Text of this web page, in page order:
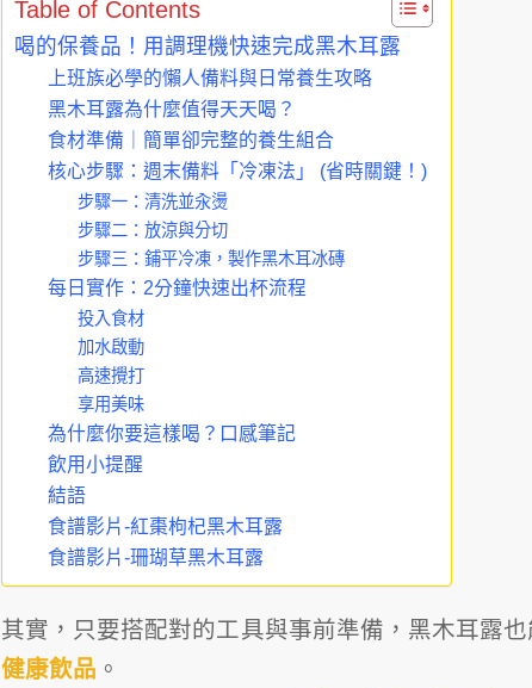
Table of Contents
喝的保養品！用調理機快速完成黑木耳露
上班族必學的懶人備料與日常養生攻略
黑木耳露為什麼值得天天喝？
食材準備｜簡單卻完整的養生組合
核心步驟：週末備料「冷凍法」 (省時關鍵！)
步驟一：清洗並汆燙
步驟二：放涼與分切
步驟三：鋪平冷凍，製作黑木耳冰磚
每日實作：2分鐘快速出杯流程
投入食材
加水啟動
高速攪打
享用美味
為什麼你要這樣喝？口感筆記
飲用小提醒
結語
食譜影片-紅棗枸杞黑木耳露
食譜影片-珊瑚草黑木耳露
其實，只要搭配對的工具與事前準備，黑木耳露
健康飲品 。